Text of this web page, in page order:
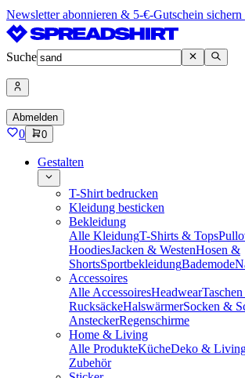
Newsletter abonnieren & 5-€-Gutschein sichern
Suche
Abmelden
0 0
Gestalten
T-Shirt bedrucken
Kleidung besticken
Bekleidung
Alle KleidungT-Shirts & Tops
HoodiesJacken & WestenHosen &
ShortsSportbekleidungBademode
Accessoires
Alle AccessoiresHeadwear
RucksäckeHalswärmerSocken &
AnsteckerRegenschirme
Home & Living
Alle ProdukteKücheDeko &
Zubehör